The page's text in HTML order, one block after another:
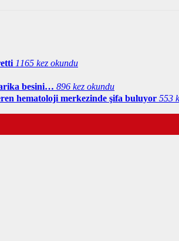
1165 kez okundu
besini… 896 kez okundu
hematoloji merkezinde şifa buluyor 553